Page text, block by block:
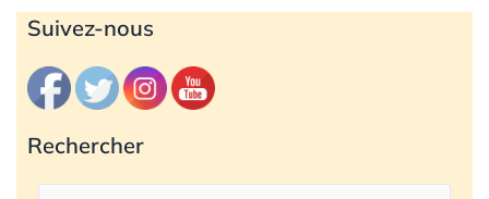
Suivez-nous
Rechercher
Archives